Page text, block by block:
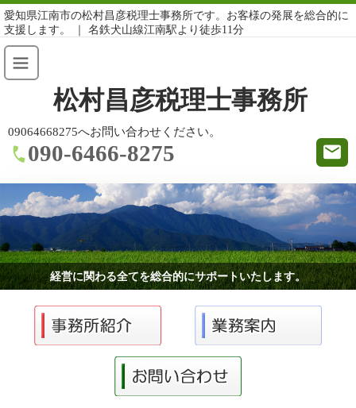
愛知県江南市の松村昌彦税理士事務所です。お客様の発展を総合的に
支援します。 ｜ 名鉄犬山線江南駅より徒歩11分
松村昌彦税理士事務所
09064668275へお問い合わせください。
090-6466-8275
経営に関わる全てを総合的にサポートいたします。